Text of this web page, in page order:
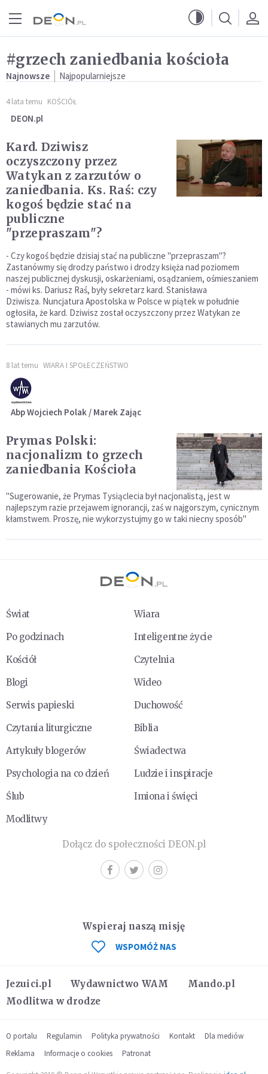
#grzech zaniedbania kościoła
Najnowsze Najpopularniejsze
4 lata temu KOŚCIÓŁ
DEON.pl
Kard. Dziwisz
oczyszczony przez
Watykan z zarzutów o
zaniedbania. Ks. Raś: czy
kogoś będzie stać na
publiczne
"przepraszam"?
- Czy kogoś będzie dzisiaj stać na publiczne "przepraszam"?
Zastanówmy się drodzy państwo i drodzy księża nad poziomem
naszej publicznej dyskusji, oskarżeniami, osądzaniem, ośmieszaniem
- mówi ks. Dariusz Raś, były sekretarz kard. Stanisława
Dziwisza. Nuncjatura Apostolska w Polsce w piątek w południe
ogłosiła, że kard. Dziwisz został oczyszczony przez Watykan ze
stawianych mu zarzutów.
8 lat temu WIARA I SPOŁECZEŃSTWO
Abp Wojciech Polak / Marek Zając
Prymas Polski:
nacjonalizm to grzech
zaniedbania Kościoła
"Sugerowanie, że Prymas Tysiąclecia był nacjonalistą, jest w
najlepszym razie przejawem ignorancji, zaś w najgorszym, cynicznym
kłamstwem. Proszę, nie wykorzystujmy go w taki niecny sposób"
Świat
Wiara
Po godzinach
Inteligentne życie
Kościół
Czytelnia
Blogi
Wideo
Serwis papieski
Duchowość
Czytania liturgiczne
Biblia
Artykuły blogerów
Świadectwa
Psychologia na co dzień
Ludzie i inspiracje
Ślub
Imiona i święci
Modlitwy
Dołącz do społeczności DEON.pl
Jezuici.pl Wydawnictwo WAM
Mando.pl
Modlitwa w drodze
Wspieraj naszą misję
WSPOMÓŻ NAS
O portalu Regulamin Polityka prywatności Kontakt
Dla mediów
Reklama
Informacje o cookies Patronat